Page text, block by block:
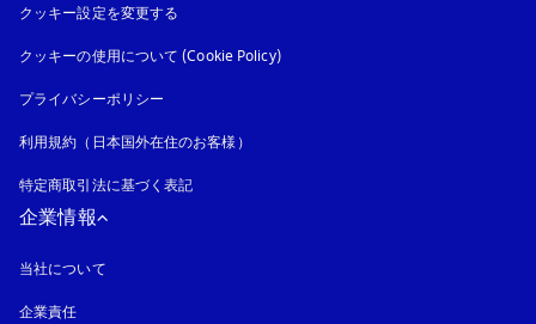
クッキー設定を変更する
クッキーの使用について (Cookie Policy)新しいタブに表示されます
プライバシーポリシー
利用規約（日本国外在住のお客様）
特定商取引法に基づく表記
企業情報
当社について
企業責任